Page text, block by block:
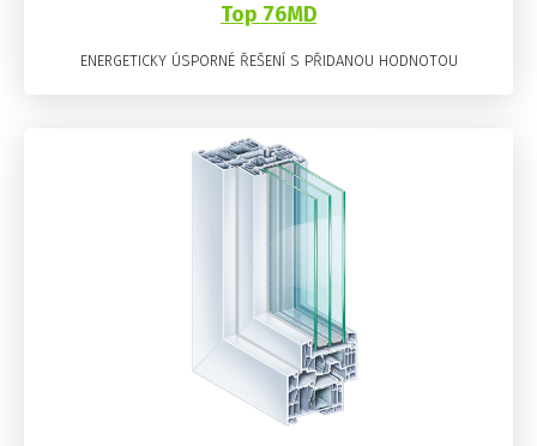
Top 76MD
ENERGETICKY ÚSPORNÉ ŘEŠENÍ S PŘIDANOU HODNOTOU